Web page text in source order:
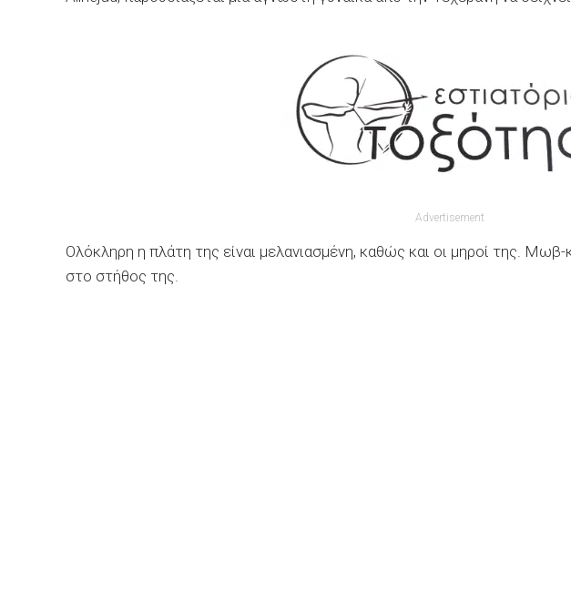
Advertisement
Ολόκληρη η πλάτη της είναι μελανιασμένη, καθώς και οι μηροί της. Μωβ-
στο στήθος της.